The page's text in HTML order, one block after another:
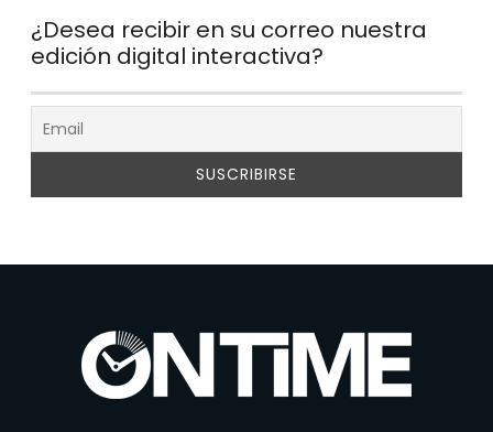
¿Desea recibir en su correo nuestra
edición digital interactiva?